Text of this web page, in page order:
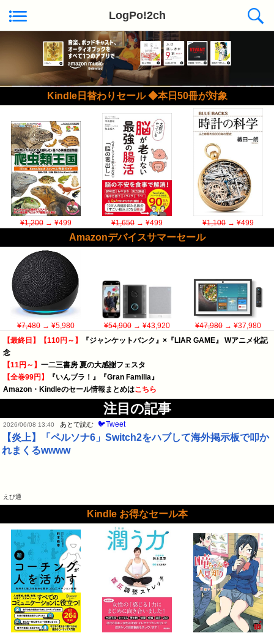
LogPo!2ch
Kindle日替わりセール ◆本日50冊が対象
¥1,200→ ¥499 ¥1,650→ ¥499 ¥1,100→ ¥499
Amazonデバイスサマーセール
¥7,480→ ¥5,980 ¥54,900→ ¥43,920 ¥47,980→ ¥37,980
【最終日】【110円～】
『ジャンケットバンク』×『LIAR GAME』 Wアニメ化記
念
【11円～】 一二三書房 夏の大感謝フェスタ
【全巻99円】
『いんブラ！』『Gran Familia』
Amazon・Kindleのセール情報まとめはこちら
注目の記事
2026/06/08 13:40 あとで読む 🐦Tweet
【炎上】「ペルソナ6」Switch2をハブして海外掲示板で叩か
れまくるwwww
えび通
Kindle お得なセール本